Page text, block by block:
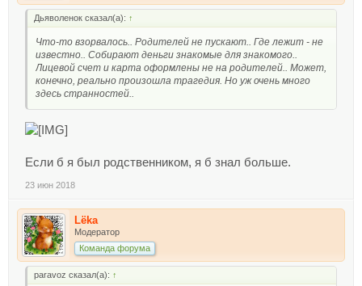
Дьяволенок сказал(а): ↑
Что-то взорвалось.. Родителей не пускают.. Где лежит - не
известно.. Собирают деньги знакомые для знакомого..
Лицевой счет и карта оформлены не на родителей.. Может,
конечно, реально произошла трагедия. Но уж очень много
здесь странностей..
Если б я был родственником, я б знал больше.
23 июн 2018
Lёka
Модератор
Команда форума
paravoz сказал(а): ↑